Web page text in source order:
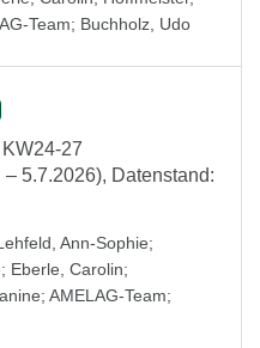
Team; Buchholz, Udo
27
5.7.2026), Datenstand:
Ann-Sophie;
; Eberle, Carolin;
; AMELAG-Team;